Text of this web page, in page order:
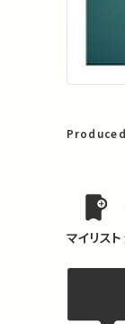
マイリスト